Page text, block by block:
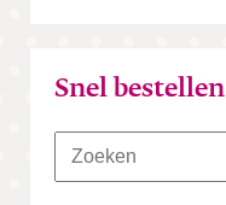
Snel bestellen